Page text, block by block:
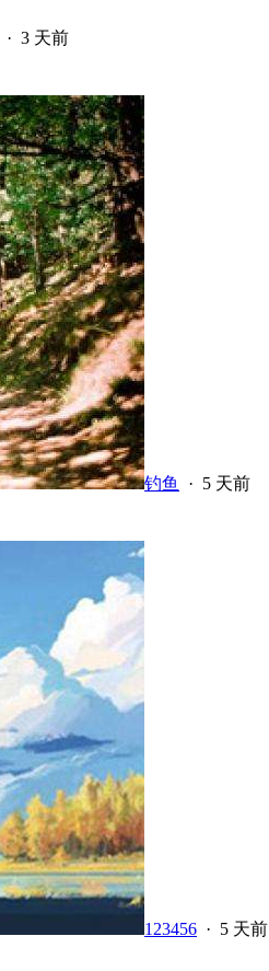
· 3 天前
钓鱼 · 5 天前
123456 · 5 天前